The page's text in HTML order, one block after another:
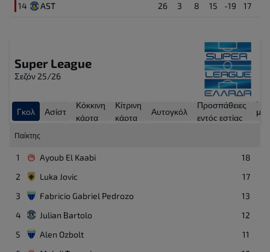
12 Lucas Chaves
Τερματοφύλακας
27 Giannis Kotsiras
Επιθετικός
14 AST 26 3 8 15 -19 17
Super League
Σεζόν 25/26
Γκολ Ασίστ
Κόκκινη
κάρτα
Κίτρινη
κάρτα
Αυτογκόλ
Προσπάθειες
εντός εστίας
με
Παίκτης
1 Ayoub El Kaabi
18
2
Luka Jovic
17
3
Fabricio Gabriel Pedrozo
13
4
Julian Bartolo
12
5
Alen Ozbolt
11